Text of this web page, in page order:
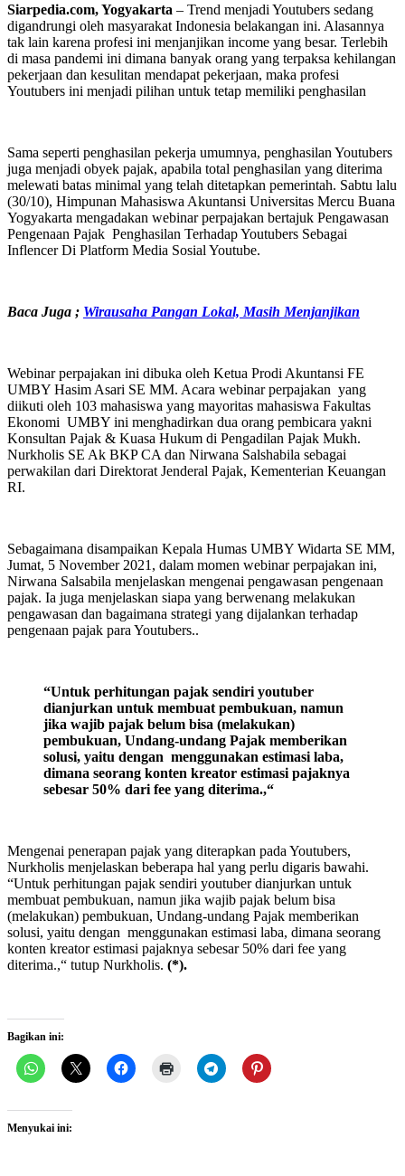
Siarpedia.com, Yogyakarta – Trend menjadi Youtubers sedang
digandrungi oleh masyarakat Indonesia belakangan ini. Alasannya
tak lain karena profesi ini menjanjikan income yang besar. Terlebih
di masa pandemi ini dimana banyak orang yang terpaksa kehilangan
pekerjaan dan kesulitan mendapat pekerjaan, maka profesi
Youtubers ini menjadi pilihan untuk tetap memiliki penghasilan
Sama seperti penghasilan pekerja umumnya, penghasilan Youtubers
juga menjadi obyek pajak, apabila total penghasilan yang diterima
melewati batas minimal yang telah ditetapkan pemerintah. Sabtu lalu
(30/10), Himpunan Mahasiswa Akuntansi Universitas Mercu Buana
Yogyakarta mengadakan webinar perpajakan bertajuk Pengawasan
Pengenaan Pajak Penghasilan Terhadap Youtubers Sebagai
Inflencer Di Platform Media Sosial Youtube.
Baca Juga ; Wirausaha Pangan Lokal, Masih Menjanjikan
Webinar perpajakan ini dibuka oleh Ketua Prodi Akuntansi FE
UMBY Hasim Asari SE MM. Acara webinar perpajakan yang
diikuti oleh 103 mahasiswa yang mayoritas mahasiswa Fakultas
Ekonomi UMBY ini menghadirkan dua orang pembicara yakni
Konsultan Pajak & Kuasa Hukum di Pengadilan Pajak Mukh.
Nurkholis SE Ak BKP CA dan Nirwana Salshabila sebagai
perwakilan dari Direktorat Jenderal Pajak, Kementerian Keuangan
RI.
Sebagaimana disampaikan Kepala Humas UMBY Widarta SE MM,
Jumat, 5 November 2021, dalam momen webinar perpajakan ini,
Nirwana Salsabila menjelaskan mengenai pengawasan pengenaan
pajak. Ia juga menjelaskan siapa yang berwenang melakukan
pengawasan dan bagaimana strategi yang dijalankan terhadap
pengenaan pajak para Youtubers..
“Untuk perhitungan pajak sendiri youtuber
dianjurkan untuk membuat pembukuan, namun
jika wajib pajak belum bisa (melakukan)
pembukuan, Undang-undang Pajak memberikan
solusi, yaitu dengan menggunakan estimasi laba,
dimana seorang konten kreator estimasi pajaknya
sebesar 50% dari fee yang diterima.,“
Mengenai penerapan pajak yang diterapkan pada Youtubers,
Nurkholis menjelaskan beberapa hal yang perlu digaris bawahi.
“Untuk perhitungan pajak sendiri youtuber dianjurkan untuk
membuat pembukuan, namun jika wajib pajak belum bisa
(melakukan) pembukuan, Undang-undang Pajak memberikan
solusi, yaitu dengan menggunakan estimasi laba, dimana seorang
konten kreator estimasi pajaknya sebesar 50% dari fee yang
diterima.,“ tutup Nurkholis. (*).
Bagikan ini:
Menyukai ini: